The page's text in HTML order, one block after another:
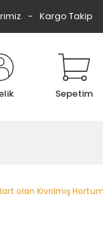
Kargo Takip
Sepetim
olan Kıvrılmış